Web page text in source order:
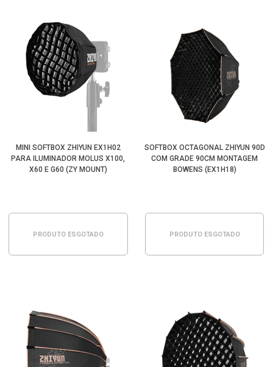
MINI SOFTBOX ZHIYUN EX1H02
PARA ILUMINADOR MOLUS X100,
X60 E G60 (ZY MOUNT)
PRODUTO ESGOTADO
SOFTBOX OCTAGONAL ZHIYUN 90D
COM GRADE 90CM MONTAGEM
BOWENS (EX1H18)
PRODUTO ESGOTADO